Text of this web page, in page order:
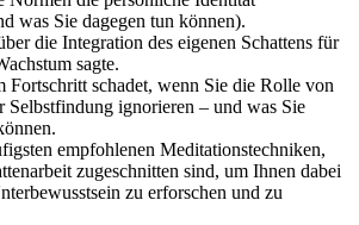
was Sie dagegen tun können).
die Integration des eigenen Schattens für
sagte.
Fortschritt schadet, wenn Sie die Rolle von
Selbstfindung ignorieren – und was Sie
empfohlenen Meditationstechniken,
zugeschnitten sind, um Ihnen dabei
zu erforschen und zu